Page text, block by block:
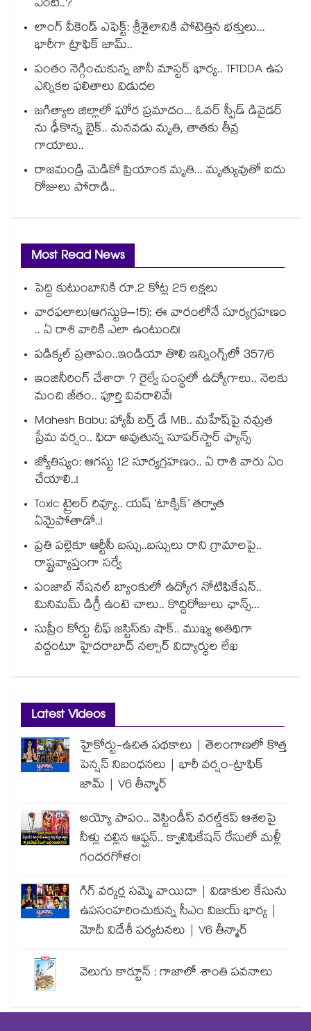
ఏంటి..?
లాంగ్ వీకెండ్ ఎఫెక్ట్: శ్రీశైలానికి పోటెత్తిన భక్తులు...
భారీగా ట్రాఫిక్ జామ్..
పంతం నెగ్గించుకున్న జానీ మాస్టర్ భార్య.. TFTDDA ఉప
ఎన్నికల ఫలితాలు విడుదల
జగిత్యాల జిల్లాలో ఘోర ప్రమాదం... ఓవర్ స్పీడ్ డివైడర్
ను ఢీకొన్న బైక్.. మనవడు మృతి, తాతకు తీవ్ర
గాయాలు..
రాజమండ్రి మెడికో ప్రియాంక మృతి... మృత్యువుతో ఐదు
రోజులు పోరాడి..
Most Read News
పెద్ది కుటుంబానికి రూ.2 కోట్ల 25 లక్షలు
వారఫలాలు(ఆగస్టు9–15): ఈ వారంలోనే సూర్యగ్రహణం
.. ఏ రాశి వారికి ఎలా ఉంటుంది!
పడిక్కల్‌‌ ప్రతాపం..ఇండియా తొలి ఇన్నింగ్స్‌‌లో 357/6
ఇంజినీరింగ్ చేశారా ? రైల్వే సంస్థలో ఉద్యోగాలు.. నెలకు
మంచి జీతం.. పూర్తి వివరాలివే!
Mahesh Babu: హ్యాపీ బర్త్ డే MB.. మహేష్‌పై నమ్రత
ప్రేమ వర్షం.. ఫిదా అవుతున్న సూపర్‌స్టార్ ఫ్యాన్స్
జ్యోతిష్యం: ఆగస్టు 12 సూర్యగ్రహణం.. ఏ రాశి వారు ఏం
చేయాలి..!
Toxic ట్రైలర్ రివ్యూ.. యష్ ‘టాక్సిక్’ తర్వాత
ఏమైపోతాడో..!
ప్రతి పల్లెకూ ఆర్టీసీ బస్సు..బస్సులు రాని గ్రామాలపై..
రాష్ట్రవ్యాప్తంగా సర్వే
పంజాబ్ నేషనల్ బ్యాంకులో ఉద్యోగ నోటిఫికేషన్..
మినిమమ్ డిగ్రీ ఉంటె చాలు.. కొద్దిరోజులు ఛాన్స్...
సుప్రీం కోర్టు చీఫ్ జస్టిస్⁭కు షాక్.. ముఖ్య అతిథిగా
వద్దంటూ హైదరాబాద్ నల్సార్ విద్యార్థుల లేఖ
Latest Videos
హైకోర్టు-ఉచిత పథకాలు | తెలంగాణలో కొత్త
పెన్షన్ నిబంధనలు | భారీ వర్షం-ట్రాఫిక్
జామ్ | V6 తీన్మార్
అయ్యో పాపం.. వెస్టిండీస్ వరల్డ్‌కప్ ఆశలపై
నీళ్లు చల్లిన ఆఫ్ఘన్.. క్వాలిఫికేషన్ రేసులో మళ్లీ
గందరగోళం!
గిగ్ వర్కర్ల సమ్మె వాయిదా | విడాకుల కేసును
ఉపసంహరించుకున్న సీఎం విజయ్ భార్య |
మోదీ విదేశీ పర్యటనలు | V6 తీన్మార్
వెలుగు కార్టూన్ : గాజాలో శాంతి పవనాలు